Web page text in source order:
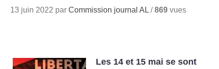
13 juin 2022 parCommission journal AL /869 vues
Les 14 et 15 mai se sont